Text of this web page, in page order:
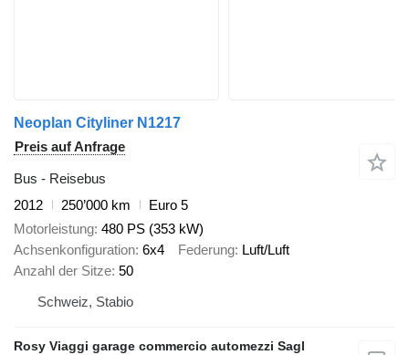
Neoplan Cityliner N1217
Preis auf Anfrage
Bus - Reisebus
2012
250’000 km
Euro 5
Motorleistung 480 PS (353 kW)
Achsenkonfiguration 6x4 Federung Luft/Luft
Anzahl der Sitze 50
Schweiz, Stabio
Rosy Viaggi garage commercio automezzi Sagl